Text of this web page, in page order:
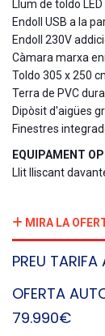
Llum de toldo
Endoll USB a la
Endoll 230V
Càmara marxa
Toldo 305 x 250
Terra de PVC
Dipòsit d'aigües
Finestres
EQUIPAMENT
Llit lliscant
MIRA LA
PREU
OFERTA
79.990€